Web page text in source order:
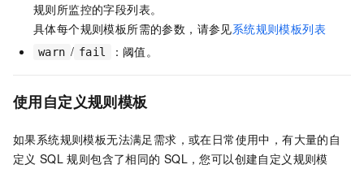
规则所监控的字段列表。
具体每个规则模板所需的参数，请参见系统规则模板列表
warn / fail ：阈值。
使用自定义规则模板
如果系统规则模板无法满足需求，或在日常使用中，有大量的自
定义 SQL 规则包含了相同的 SQL，您可以创建自定义规则模